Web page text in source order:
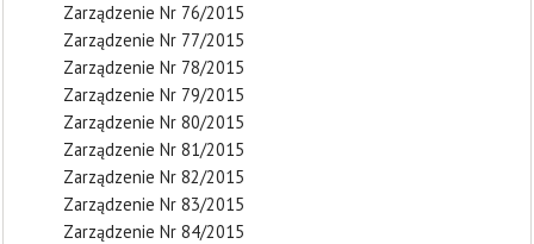
Zarządzenie Nr 76/2015
Zarządzenie Nr 77/2015
Zarządzenie Nr 78/2015
Zarządzenie Nr 79/2015
Zarządzenie Nr 80/2015
Zarządzenie Nr 81/2015
Zarządzenie Nr 82/2015
Zarządzenie Nr 83/2015
Zarządzenie Nr 84/2015